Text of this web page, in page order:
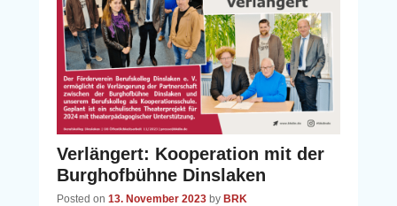
Verlängert: Kooperation mit der
Burghofbühne Dinslaken
Posted on 13. November 2023 by BRK